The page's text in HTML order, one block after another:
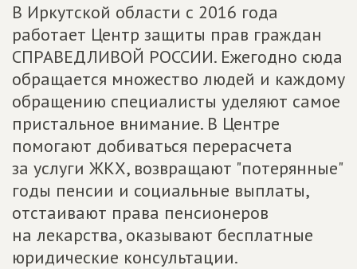
В Иркутской области с 2016 года
работает Центр защиты прав граждан
СПРАВЕДЛИВОЙ РОССИИ. Ежегодно сюда
обращается множество людей и каждому
обращению специалисты уделяют самое
пристальное внимание. В Центре
помогают добиваться перерасчета
за услуги ЖКХ, возвращают "потерянные"
годы пенсии и социальные выплаты,
отстаивают права пенсионеров
на лекарства, оказывают бесплатные
юридические консультации.